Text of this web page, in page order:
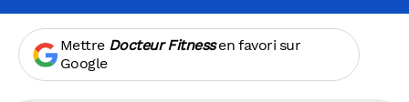
Mettre Docteur Fitnessen favori sur
Google